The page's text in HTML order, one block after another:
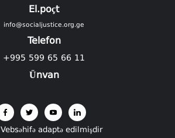
El.poçt
info@socialjustice.org.ge
Telefon
+995 599 65 66 11
Ünvan
Vebsəhifə adaptə edilmişdir